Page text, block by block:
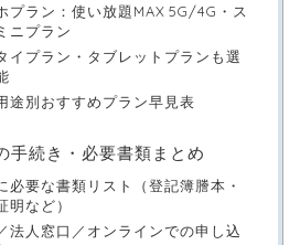
プラン：使い放題MAX 5G/4G・ス
ニプラン
イプラン・タブレットプランも選
途別おすすめプラン早見表
手続き・必要書類まとめ
必要な書類リスト（登記簿謄本・
明など）
法人窓口／オンラインでの申し込